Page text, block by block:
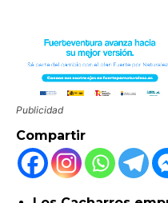
Publicidad
Compartir